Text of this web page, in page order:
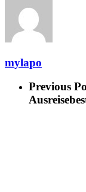
mylapo
Previous